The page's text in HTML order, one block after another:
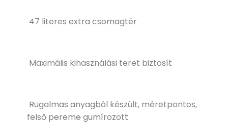
47 literes extra csomagtér
Maximális kihasználási teret biztosít
Rugalmas anyagból készült, méretpontos,
felső pereme gumírozott